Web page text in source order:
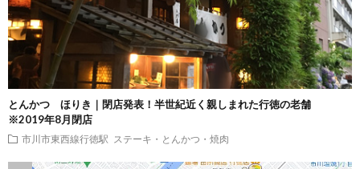
とんかつ ほりき｜閉店発表！半世紀近く親しまれた行徳の老舗
※2019年8月閉店
市川市東西線行徳駅 ステーキ・とんかつ・焼肉